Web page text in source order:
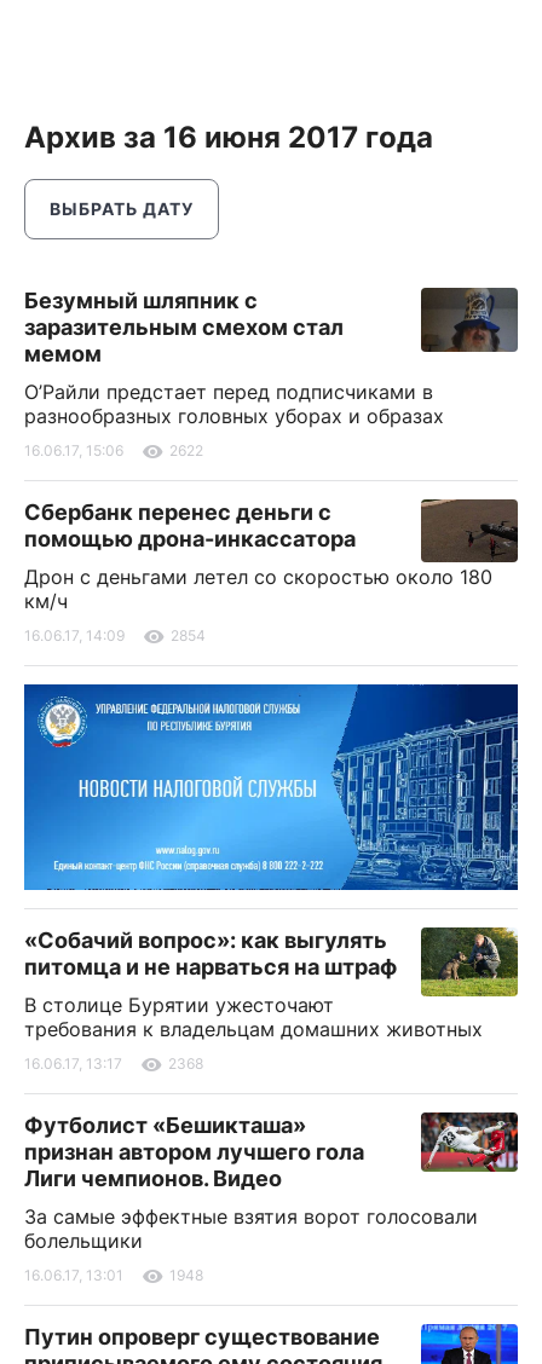
Архив за 16 июня 2017 года
ВЫБРАТЬ ДАТУ
Безумный шляпник с
заразительным смехом стал
мемом
О’Райли предстает перед подписчиками в
разнообразных головных уборах и образах
16.06.17, 15:06 2622
Сбербанк перенес деньги с
помощью дрона-инкассатора
Дрон с деньгами летел со скоростью около 180
км/ч
16.06.17, 14:09 2854
«Собачий вопрос»: как выгулять
питомца и не нарваться на штраф
В столице Бурятии ужесточают
требования к владельцам домашних животных
16.06.17, 13:17 2368
Футболист «Бешикташа»
признан автором лучшего гола
Лиги чемпионов. Видео
За самые эффектные взятия ворот голосовали
болельщики
16.06.17, 13:01 1948
Путин опроверг существование